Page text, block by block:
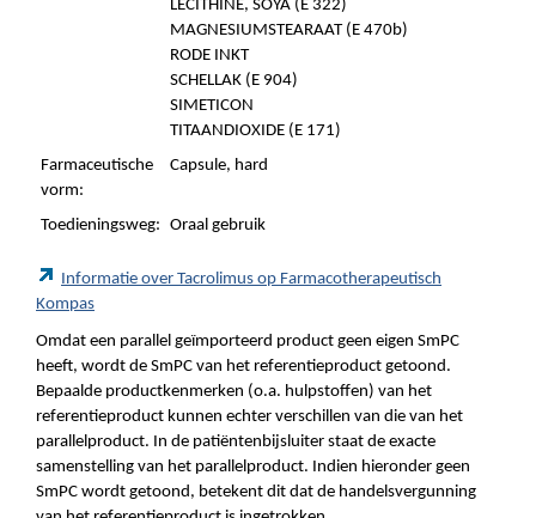
LECITHINE, SOYA (E 322)
MAGNESIUMSTEARAAT (E 470b)
RODE INKT
SCHELLAK (E 904)
SIMETICON
TITAANDIOXIDE (E 171)
Farmaceutische
vorm:
Capsule, hard
Toedieningsweg: Oraal gebruik
Informatie over Tacrolimus op Farmacotherapeutisch
Kompas
Omdat een parallel geïmporteerd product geen eigen SmPC
heeft, wordt de SmPC van het referentieproduct getoond.
Bepaalde productkenmerken (o.a. hulpstoffen) van het
referentieproduct kunnen echter verschillen van die van het
parallelproduct. In de patiëntenbijsluiter staat de exacte
samenstelling van het parallelproduct. Indien hieronder geen
SmPC wordt getoond, betekent dit dat de handelsvergunning